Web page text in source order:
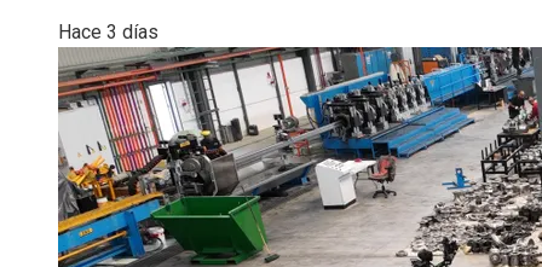
Hace 3 días